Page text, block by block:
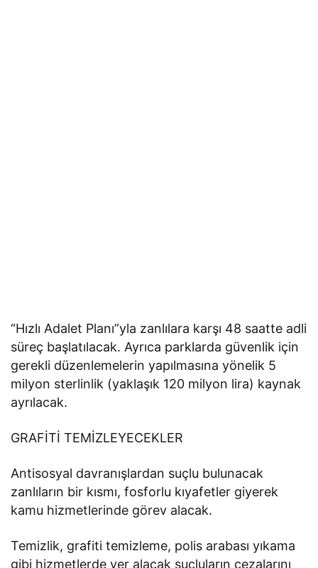
“Hızlı Adalet Planı”yla zanlılara karşı 48 saatte adli
süreç başlatılacak. Ayrıca parklarda güvenlik için
gerekli düzenlemelerin yapılmasına yönelik 5
milyon sterlinlik (yaklaşık 120 milyon lira) kaynak
ayrılacak.
GRAFİTİ TEMİZLEYECEKLER
Antisosyal davranışlardan suçlu bulunacak
zanlıların bir kısmı, fosforlu kıyafetler giyerek
kamu hizmetlerinde görev alacak.
Temizlik, grafiti temizleme, polis arabası yıkama
gibi hizmetlerde yer alacak suçluların cezalarını